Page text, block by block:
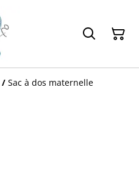
/ Sac à dos maternelle